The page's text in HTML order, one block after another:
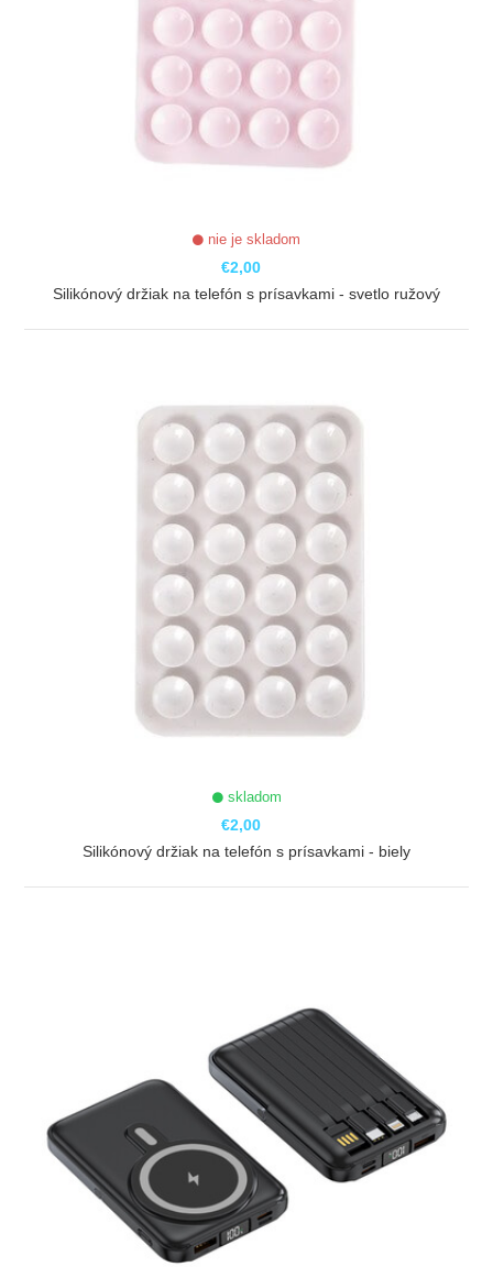
nie je skladom
€2,00
Silikónový držiak na telefón s prísavkami - svetlo ružový
skladom
€2,00
Silikónový držiak na telefón s prísavkami - biely